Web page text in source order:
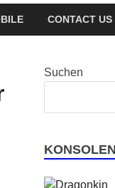
CONTACT US
Suchen